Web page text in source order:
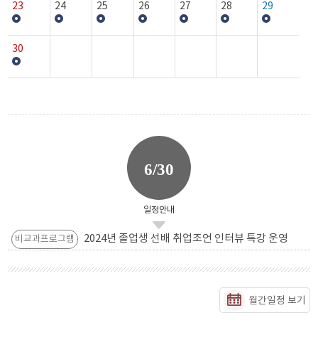
23 24 25 26 27 28 29
30
6/30
일정안내
비교과프로그램 2024년 졸업생 선배 취업조언 인터뷰 특강 운영
월간일정 보기